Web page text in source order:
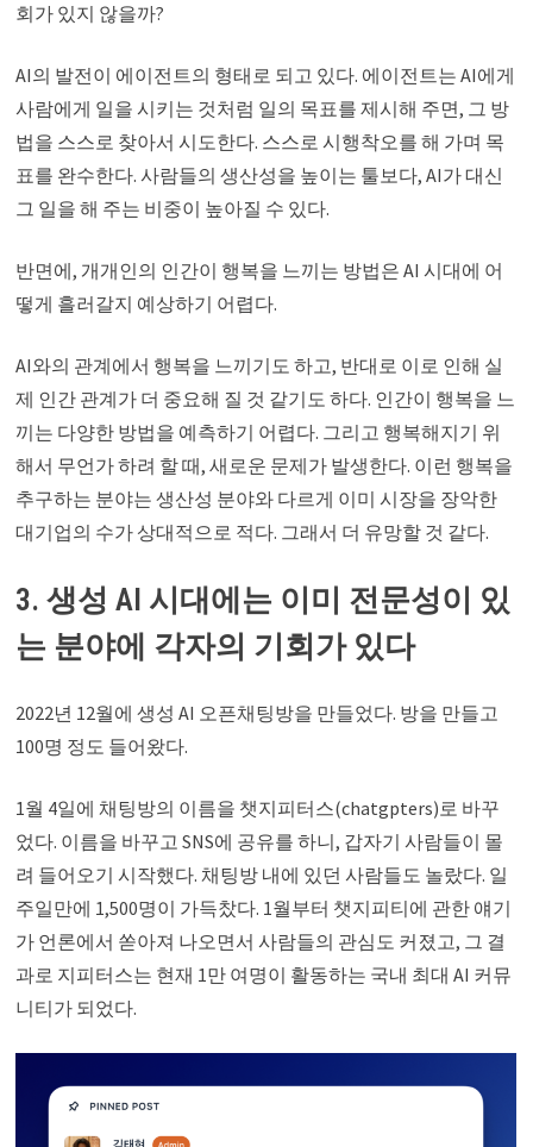
회가 있지 않을까?
AI의 발전이 에이전트의 형태로 되고 있다. 에이전트는 AI에게
사람에게 일을 시키는 것처럼 일의 목표를 제시해 주면, 그 방
법을 스스로 찾아서 시도한다. 스스로 시행착오를 해 가며 목
표를 완수한다. 사람들의 생산성을 높이는 툴보다, AI가 대신
그 일을 해 주는 비중이 높아질 수 있다.
반면에, 개개인의 인간이 행복을 느끼는 방법은 AI 시대에 어
떻게 흘러갈지 예상하기 어렵다.
AI와의 관계에서 행복을 느끼기도 하고, 반대로 이로 인해 실
제 인간 관계가 더 중요해 질 것 같기도 하다. 인간이 행복을 느
끼는 다양한 방법을 예측하기 어렵다. 그리고 행복해지기 위
해서 무언가 하려 할 때, 새로운 문제가 발생한다. 이런 행복을
추구하는 분야는 생산성 분야와 다르게 이미 시장을 장악한
대기업의 수가 상대적으로 적다. 그래서 더 유망할 것 같다.
3. 생성 AI 시대에는 이미 전문성이 있
는 분야에 각자의 기회가 있다
2022년 12월에 생성 AI 오픈채팅방을 만들었다. 방을 만들고
100명 정도 들어왔다.
1월 4일에 채팅방의 이름을 챗지피터스(chatgpters)로 바꾸
었다. 이름을 바꾸고 SNS에 공유를 하니, 갑자기 사람들이 몰
려 들어오기 시작했다. 채팅방 내에 있던 사람들도 놀랐다. 일
주일만에 1,500명이 가득찼다. 1월부터 챗지피티에 관한 얘기
가 언론에서 쏟아져 나오면서 사람들의 관심도 커졌고, 그 결
과로 지피터스는 현재 1만 여명이 활동하는 국내 최대 AI 커뮤
니티가 되었다.